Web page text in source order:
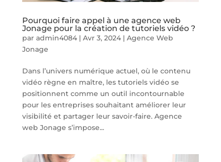
Pourquoi faire appel à une agence web
Jonage pour la création de tutoriels vidéo ?
par admin4084| Avr 3, 2024| Agence Web
Jonage
Dans l’univers numérique actuel, où le contenu
vidéo règne en maître, les tutoriels vidéo se
positionnent comme un outil incontournable
pour les entreprises souhaitant améliorer leur
visibilité et partager leur savoir-faire. Agence
web Jonage s’impose...